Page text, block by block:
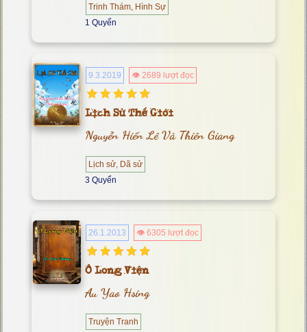
Trinh Thám, Hình Sự
1 Quyển
9.3.2019 👁 2689 lượt đọc
Lịch Sử Thế Giới
Nguyễn Hiến Lê Và Thiên Giang
Lịch sử, Dã sử
3 Quyển
26.1.2013 👁 6305 lượt đọc
Ô Long Viện
Au Yao Hsing
Truyện Tranh